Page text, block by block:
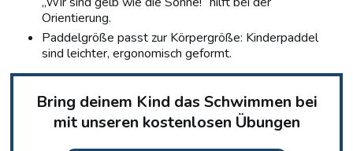
Orientierung.
Paddelgröße passt zur Körpergröße: Kinderpaddel
sind leichter, ergonomisch geformt.
Bring deinem Kind das Schwimmen bei
mit unseren kostenlosen Übungen